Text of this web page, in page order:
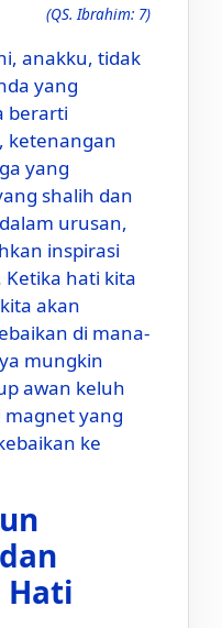
(QS. Ibrahim: 7)
anakku, tidak
yang
berarti
ketenangan
yang
shalih dan
urusan,
inspirasi
Ketika hati kita
akan
di mana-
mungkin
awan keluh
magnet yang
ke
Hati